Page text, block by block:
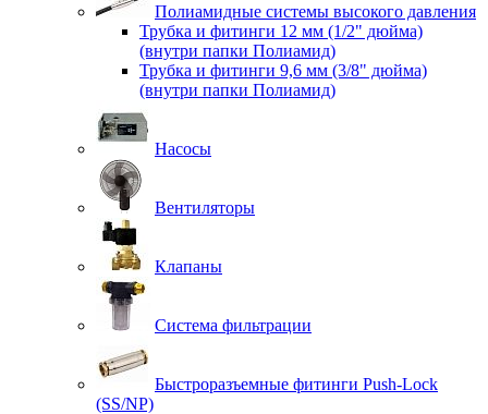
Полиамидные системы высокого давления
Трубка и фитинги 12 мм (1/2" дюйма)
(внутри папки Полиамид)
Трубка и фитинги 9,6 мм (3/8" дюйма)
(внутри папки Полиамид)
Насосы
Вентиляторы
Клапаны
Система фильтрации
Быстроразъемные фитинги Push-Lock
(SS/NP)